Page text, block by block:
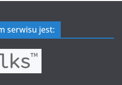
serwisu jest: